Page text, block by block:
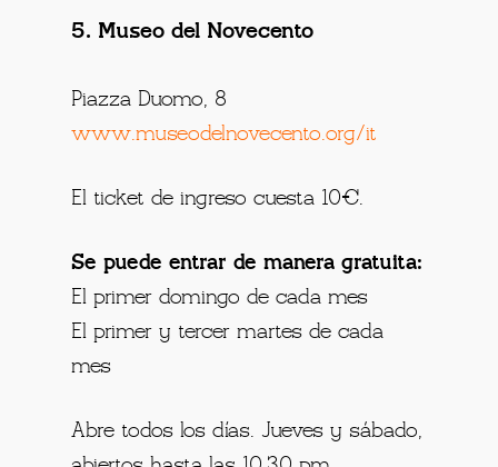
5. Museo del Novecento
Piazza Duomo, 8
www.museodelnovecento.org/it
El ticket de ingreso cuesta 10€.
Se puede entrar de manera gratuita:
El primer domingo de cada mes
El primer y tercer martes de cada
mes
Abre todos los días. Jueves y sábado,